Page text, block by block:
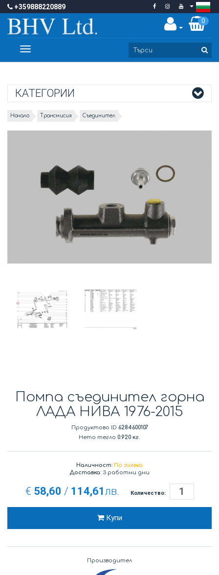
+359888220889
0
Toggle
КАТЕГОРИИ
Начало Трансмисия Съединител
Помпа съединител горна
ЛАДА НИВА 1976-2015
Продуктово ID 6284600107
Нето тегло 0.920 кг.
Наличност: По заявка
Доставка: 3 работни дни
€ 58,60 / 114,61 лв. Количество:
Купи
Производител